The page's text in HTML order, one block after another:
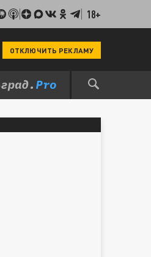
18+
ОТКЛЮЧИТЬ РЕКЛАМУ